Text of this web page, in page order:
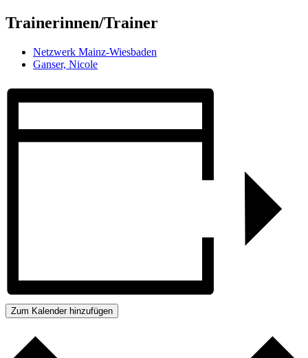
Trainerinnen/Trainer
Netzwerk Mainz-Wiesbaden
Ganser, Nicole
Zum Kalender hinzufügen